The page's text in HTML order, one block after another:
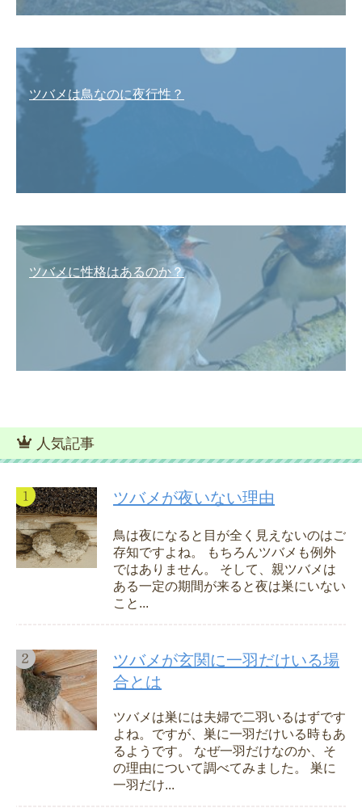
ツバメは鳥なのに夜行性？
ツバメに性格はあるのか？
人気記事
ツバメが夜いない理由
鳥は夜になると目が全く見えないのはご
存知ですよね。 もちろんツバメも例外
ではありません。 そして、親ツバメは
ある一定の期間が来ると夜は巣にいない
こと...
ツバメが玄関に一羽だけいる場
合とは
ツバメは巣には夫婦で二羽いるはずです
よね。ですが、巣に一羽だけいる時もあ
るようです。 なぜ一羽だけなのか、そ
の理由について調べてみました。 巣に
一羽だけ...